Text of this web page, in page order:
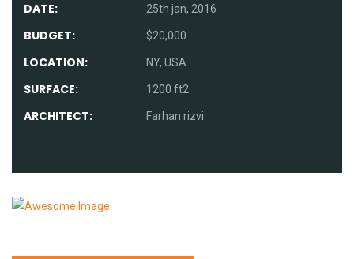
DATE: 25th jan, 2016
BUDGET: $20,000
LOCATION: NY, USA
SURFACE: 1200 ft2
ARCHITECT: Farhan rizvi